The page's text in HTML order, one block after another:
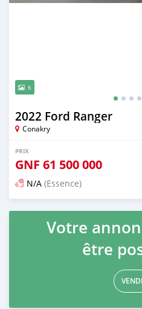
6
2022 Ford Ranger
Conakry
PRIX
GNF 61 500 000
N/A (Essence)
Publié il y a 5 mois
Votre
être